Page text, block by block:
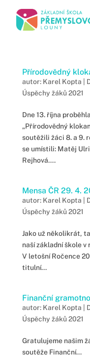
Přírodovědný
autor: Karel Kopta
Úspěchy žáků 2021
Dne 13. října
„Přírodovědný
soutěžili žáci 8. a 9.
se umístili: Matěj
Rejhová....
Mensa ČR 29. 4.
autor: Karel Kopta
Úspěchy žáků 2021
Jako už několikrát,
naší základní škole
V letošní Ročence
titulní...
Finanční
autor: Karel Kopta
Úspěchy žáků 2021
Gratulujeme našim
soutěže Finanční...